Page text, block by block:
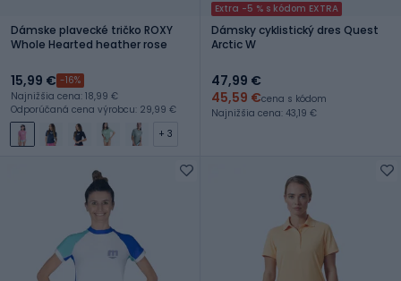
Dámske plavecké tričko ROXY
Whole Hearted heather rose
15,99 € -16%
Najnižšia cena: 18,99 €
Odporúčaná cena výrobcu: 29,99 €
+ 3
Extra -5 % s kódom EXTRA
Dámsky cyklistický dres Quest
Arctic W
47,99 €
45,59 €cena s kódom
Najnižšia cena: 43,19 €